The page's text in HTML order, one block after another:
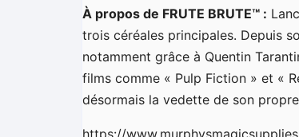
À propos de FRUTE BRUTE™ :
trois céréales principales. Depuis
notamment grâce à Quentin
films comme « Pulp Fiction » et «
désormais la vedette de son
https://